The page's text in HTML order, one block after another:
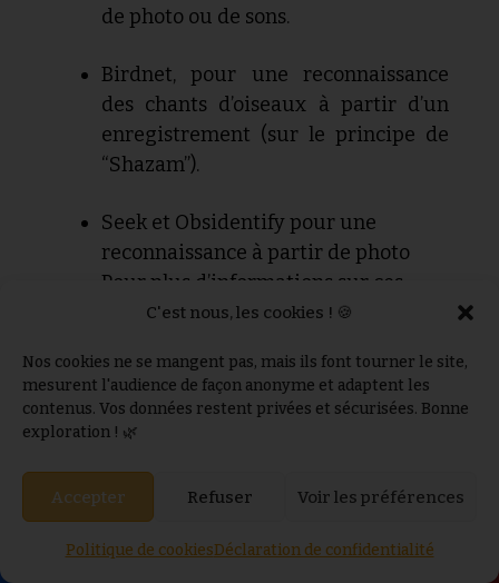
C'est nous, les cookies ! 🍪
Nos cookies ne se mangent pas, mais ils font tourner le site,
mesurent l'audience de façon anonyme et adaptent les
contenus. Vos données restent privées et sécurisées. Bonne
exploration ! 🌿
Accepter Refuser Voir les préférences
Politique de cookiesDéclaration de confidentialité
de photo ou de sons.
Birdnet, pour une reconnaissance
des chants d’oiseaux à partir d’un
enregistrement (sur le principe de
“Shazam”).
Seek et Obsidentify pour une
reconnaissance à partir de photo
Pour plus d’informations sur ces
applications et pour en retrouver
Il y a un quand même un petit mais. Bien
souvent,sur le terrain, les choses sont
un peu différentes
Soit parce que l’espèce que vous
avez appris à identifier ne ressemble